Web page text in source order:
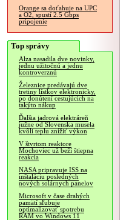
Orange sa doťahuje na UPC
a O2, spustí 2.5 Gbps
pripojenie
Top správy
Alza nasadila dve novinky,
jednu užitočnú a jednu
kontroverznú
Železnice predávajú dve
tretiny lístkov elektronicky,
po donútení cestujúcich na
takýto nákup
Ďalšia jadrová elektráreň
južne od Slovenska musela
kvôli teplu znížiť výkon
V štvrtom reaktore
Mochoviec už beží štiepna
reakcia
NASA pripravuje ISS na
inštaláciu posledných
nových solárnych panelov
Microsoft v čase drahých
pamätí sľubuje
optimalizovať spotrebu
RAM vo Windows 11